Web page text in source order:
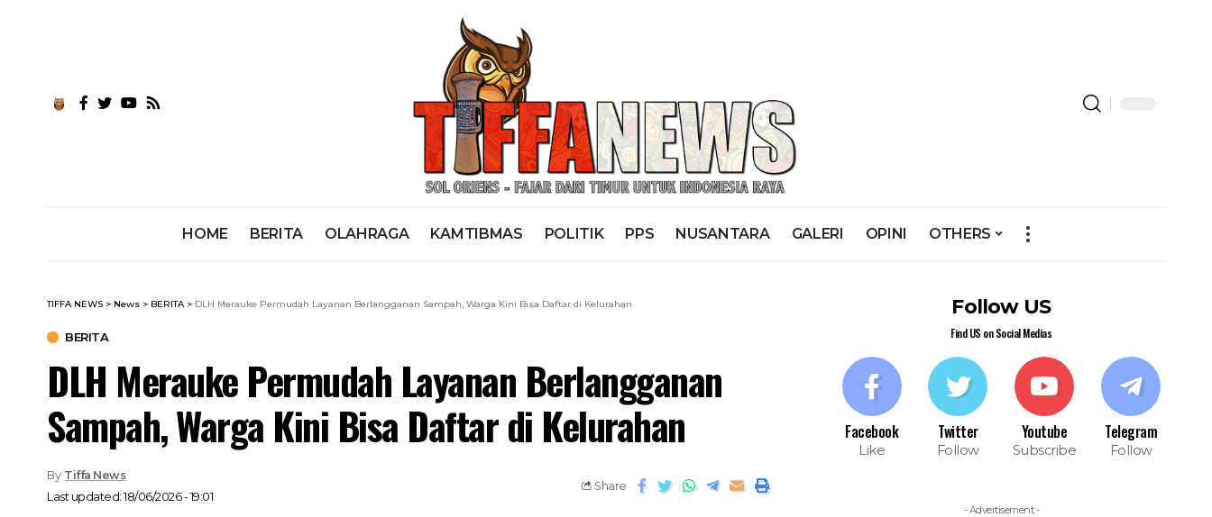
HOME BERITA OLAHRAGA KAMTIBMAS POLITIK PPS NUSANTARA GALERI OPINI OTHERS
TIFFA NEWS > News > BERITA> DLH Merauke Permudah Layanan Berlangganan Sampah, Warga Kini Bisa Daftar di Kelurahan
BERITA
DLH Merauke Permudah Layanan Berlangganan
Sampah, Warga Kini Bisa Daftar di Kelurahan
Last updated: 18/06/2026 - 19:01
By Tiffa News
Share
Follow US
Find US on Social Medias
Facebook
Like
Twitter
Follow
Youtube
Subscribe
Telegram
Follow
- Advertisement -